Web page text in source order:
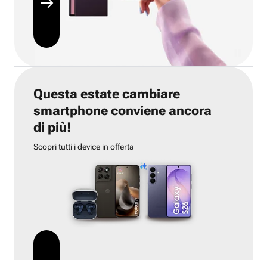
Questa estate cambiare
smartphone conviene ancora
di più!
Scopri tutti i device in offerta